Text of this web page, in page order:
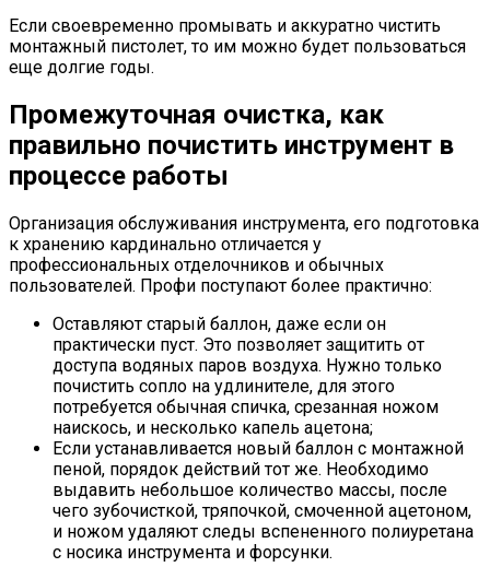
Если своевременно промывать и аккуратно чистить
монтажный пистолет, то им можно будет пользоваться
еще долгие годы.
Промежуточная очистка, как
правильно почистить инструмент в
процессе работы
Организация обслуживания инструмента, его подготовка
к хранению кардинально отличается у
профессиональных отделочников и обычных
пользователей. Профи поступают более практично:
Оставляют старый баллон, даже если он
практически пуст. Это позволяет защитить от
доступа водяных паров воздуха. Нужно только
почистить сопло на удлинителе, для этого
потребуется обычная спичка, срезанная ножом
наискось, и несколько капель ацетона;
Если устанавливается новый баллон с монтажной
пеной, порядок действий тот же. Необходимо
выдавить небольшое количество массы, после
чего зубочисткой, тряпочкой, смоченной ацетоном,
и ножом удаляют следы вспененного полиуретана
с носика инструмента и форсунки.